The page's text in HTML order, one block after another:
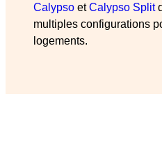
Calypso etCalypso Split
multiples configurations
logements.